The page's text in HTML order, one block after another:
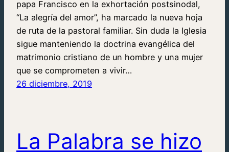
papa Francisco en la exhortación postsinodal,
“La alegría del amor”, ha marcado la nueva hoja
de ruta de la pastoral familiar. Sin duda la Iglesia
sigue manteniendo la doctrina evangélica del
matrimonio cristiano de un hombre y una mujer
que se comprometen a vivir…
26 diciembre, 2019
La Palabra se hizo